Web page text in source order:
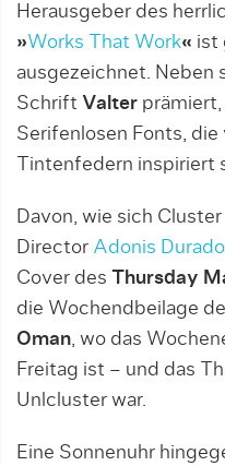
Herausgeber des
»Works That Work« ist
ausgezeichnet. Neben
Schrift Valter
Serifenlosen Fonts,
Tintenfedern inspiriert
Davon, wie sich
Director Adonis Durado
Cover des Thursday
die Wochendbeilage
Oman, wo das
Freitag ist – und das
Unlcluster war.
Eine Sonnenuhr